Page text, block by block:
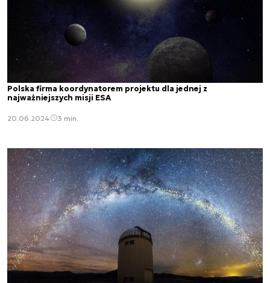
Polska firma koordynatorem projektu dla jednej z
najważniejszych misji ESA
20.06.2024 3 min.